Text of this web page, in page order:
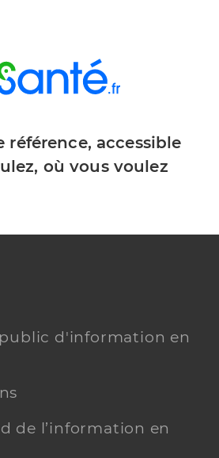
référence, accessible
où vous voulez
public d'information en
de l’information en